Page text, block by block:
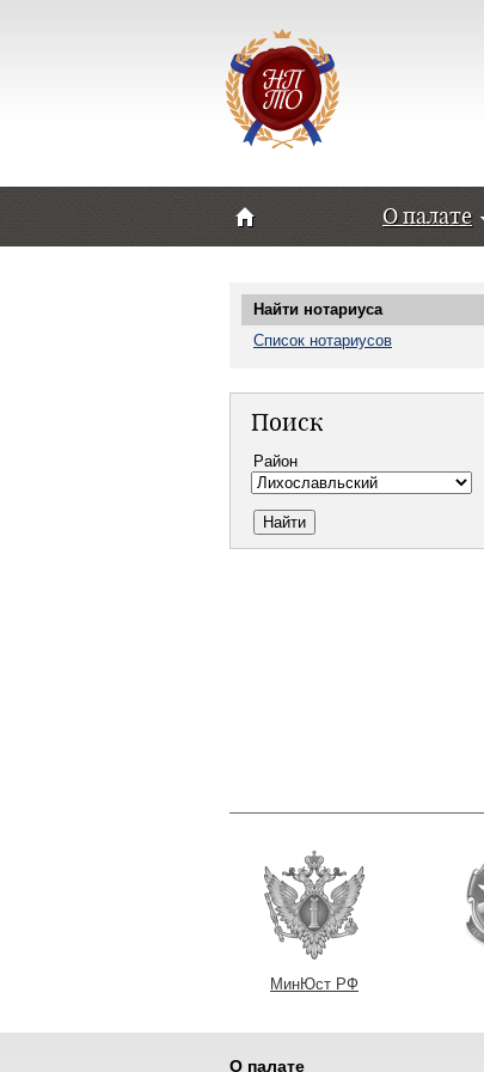
О палате
Найти нотариуса
Список нотариусов
Поиск
Район
МинЮст РФ
О палате